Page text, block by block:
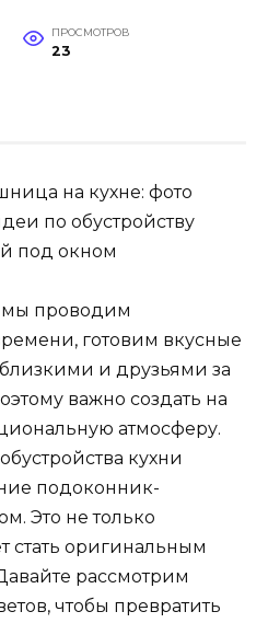
ПРОСМОТРОВ
23
мы проводим
готовим вкусные
и друзьями за
важно создать на
атмосферу.
кухни
подоконник-
Это не только
стать оригинальным
рассмотрим
чтобы превратить